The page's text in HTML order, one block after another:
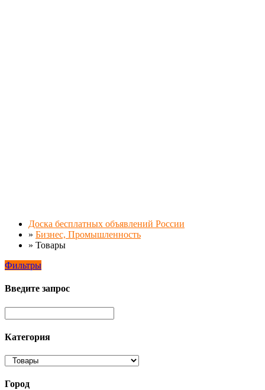
Доска бесплатных объявлений России
» Бизнес, Промышленность
» Товары
Фильтры
Введите запрос
Категория
Город